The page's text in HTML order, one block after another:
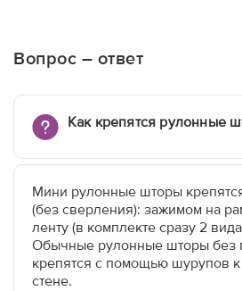
Вопрос – ответ
Как крепятся рулонные
Мини рулонные шторы
(без сверления): зажимом на
ленту (в комплекте сразу 2
Обычные рулонные шторы без
крепятся с помощью шурупов
стене.